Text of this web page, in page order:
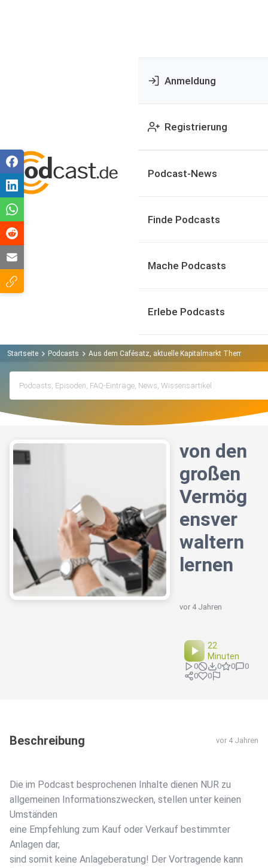
Anmeldung
Registrierung
Podcast-News
Finde Podcasts
Mache Podcasts
Erlebe Podcasts
Startseite Podcasts Aus dem Cafésatz, aktuelle Kapitalmarkt Themen
von den
großen
Vermög
ensver
waltern
lernen
vor 4 Jahren
22
Minuten
0 0 0
0
0
0
Beschreibung vor 4 Jahren
Die im Podcast besprochenen Inhalte dienen NUR zu
allgemeinen Informationszwecken, stellen unter keinen
Umständen
eine Empfehlung zum Kauf oder Verkauf bestimmter
Anlagen dar,
sind somit keine Anlageberatung! Der Vortragende kann